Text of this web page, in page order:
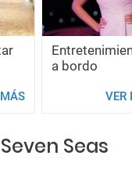
a bordo
VER
Seas